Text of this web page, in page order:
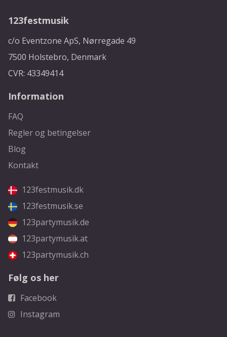
123festmusik
c/o Eventzone ApS, Nørregade 49
7500 Holstebro, Denmark
CVR: 43349414
Information
FAQ
Regler og betingelser
Blog
Kontakt
123festmusik.dk
123festmusik.se
123partymusik.de
123partymusik.at
123partymusik.ch
Følg os her
Facebook
Instagram